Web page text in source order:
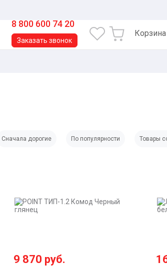
8 800 600 74 20
Заказать звонок
Корзина
Сначала дорогие По популярности Товары
9 870 руб.